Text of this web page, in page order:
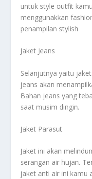
untuk style outfit
menggunakkan
penampilan stylish
Jaket Jeans
Selanjutnya yaitu
jeans akan
Bahan jeans yang
saat musim dingin.
Jaket Parasut
Jaket ini akan
serangan air hujan.
jaket anti air ini kamu